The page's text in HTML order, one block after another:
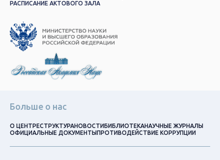
РАСПИСАНИЕ АКТОВОГО ЗАЛА
Больше о нас
О ЦЕНТРЕСТРУКТУРАНОВОСТИБИБЛИОТЕКАНАУЧНЫЕ ЖУРНАЛЫ
ОФИЦИАЛЬНЫЕ ДОКУМЕНТЫПРОТИВОДЕЙСТВИЕ КОРРУПЦИИ